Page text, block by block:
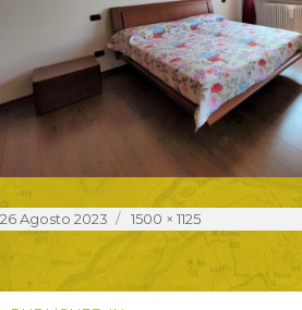
COMMERCIO
DINTORNI
CONTATTI
Posted
26 Agosto 2023
Full
1500 × 1125